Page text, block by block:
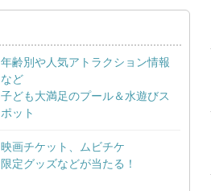
年齢別や人気アトラクション情報
など
子ども大満足のプール＆水遊びス
ポット
映画チケット、ムビチケ
限定グッズなどが当たる！